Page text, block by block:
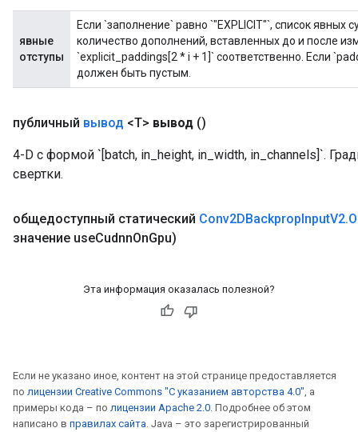
явные
отступы
Если `заполнение` равно `"EXPLICIT"`, список
количество дополнений, вставленных до и после
`explicit_paddings[2 * i + 1]` соответственно. Если
должен быть пустым.
публичный вывод <T> вывод ()
4-D с формой `[batch, in_height, in_width, in_channels]`.
свертки.
общедоступный статический Conv2DBackpropInputV2.
значение useCudnnOnGpu)
Эта информация оказалась полезной?
Если не указано иное, контент на этой странице предоставляется
по лицензии Creative Commons "С указанием авторства 4.0" , а
примеры кода – по лицензии Apache 2.0 . Подробнее об этом
написано в правилах сайта . Java – это зарегистрированный